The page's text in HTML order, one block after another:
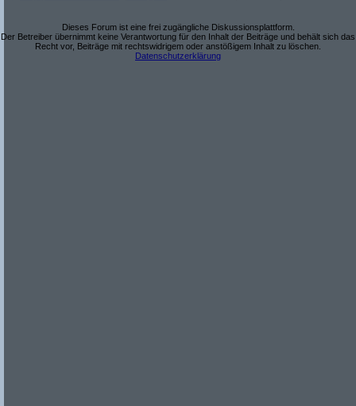
Dieses Forum ist eine frei zugängliche Diskussionsplattform.
Der Betreiber übernimmt keine Verantwortung für den Inhalt der Beiträge und behält sich das
Recht vor, Beiträge mit rechtswidrigem oder anstößigem Inhalt zu löschen.
Datenschutzerklärung